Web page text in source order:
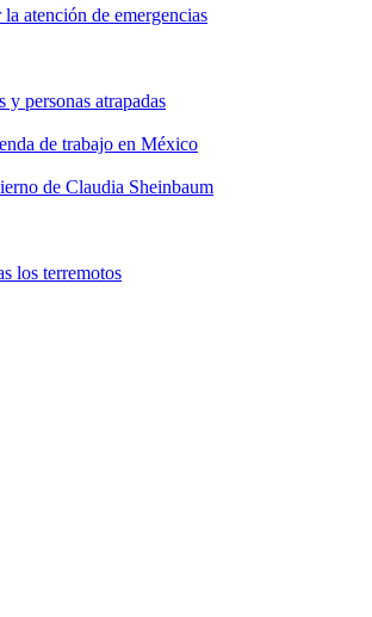
atención de emergencias
y personas atrapadas
de trabajo en México
de Claudia Sheinbaum
los terremotos